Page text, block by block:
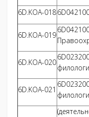
6D.KOA-018
6D.KOA-019
6D.KOA-020
6D.KOA-021